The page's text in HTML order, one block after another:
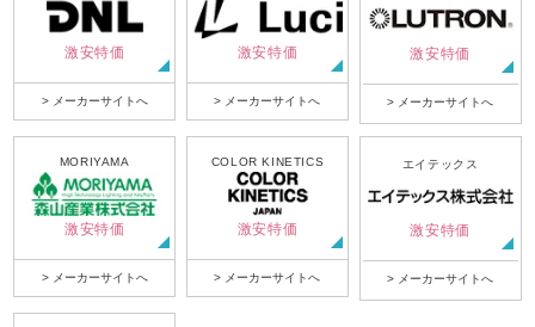
激安特価
> メーカーサイトへ
激安特価
> メーカーサイトへ
激安特価
> メーカーサイトへ
MORIYAMA
激安特価
> メーカーサイトへ
COLOR KINETICS
激安特価
> メーカーサイトへ
エイテックス
激安特価
> メーカーサイトへ